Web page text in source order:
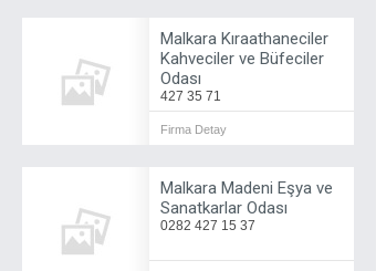
Malkara Kıraathaneciler
Kahveciler ve Büfeciler
Odası
427 35 71
Firma Detay
Malkara Madeni Eşya ve
Sanatkarlar Odası
0282 427 15 37